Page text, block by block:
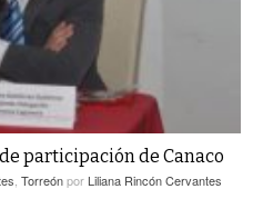
participación de Canaco
Torreónpor Liliana Rincón Cervantes